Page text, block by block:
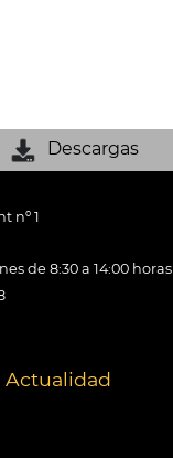
Descargas
nº 1
de 8:30 a 14:00 horas
Actualidad